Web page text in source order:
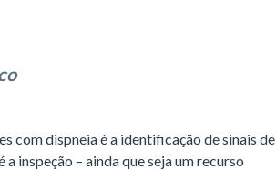
com dispneia é a identificação de sinais de
inspeção – ainda que seja um recurso